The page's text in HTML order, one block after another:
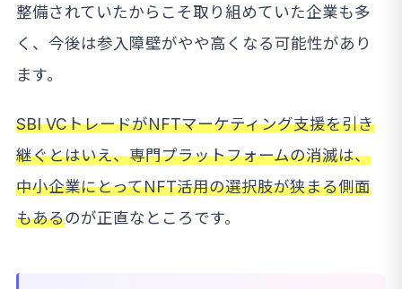
整備されていたからこそ取り組めていた企業も多
く、今後は参入障壁がやや高くなる可能性があり
ます。
SBI VCトレードがNFTマーケティング支援を引き
継ぐとはいえ、専門プラットフォームの消滅は、
中小企業にとってNFT活用の選択肢が狭まる側面
もあるのが正直なところです。